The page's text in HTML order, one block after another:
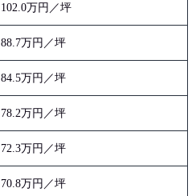
102.0万円／坪
88.7万円／坪
84.5万円／坪
78.2万円／坪
72.3万円／坪
70.8万円／坪